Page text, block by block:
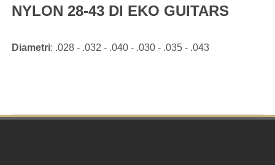
NYLON 28-43 DI EKO GUITARS
Diametri: .028 - .032 - .040 - .030 - .035 - .043